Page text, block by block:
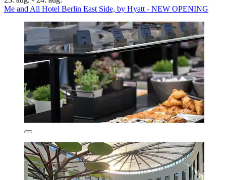
Me and All Hotel Berlin East Side, by Hyatt - NEW OPENING